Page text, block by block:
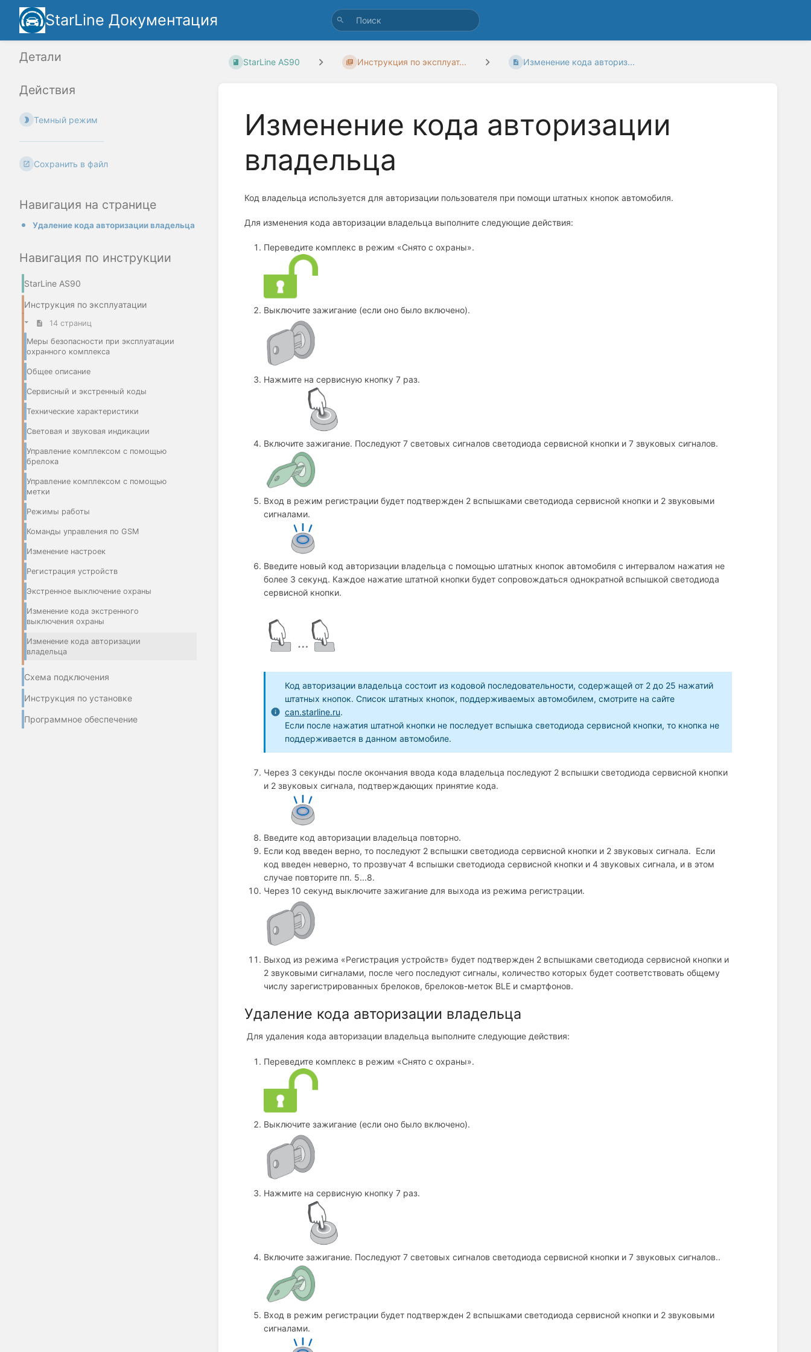
StarLine Документация
Детали
Действия
Темный режим
Сохранить в файл
Навигация на странице
Удаление кода авторизации владельца
Навигация по инструкции
StarLine AS90
Инструкция по эксплуатации
14 страниц
Меры безопасности при эксплуатации
охранного комплекса
Общее описание
Сервисный и экстренный коды
Технические характеристики
Световая и звуковая индикации
Управление комплексом с помощью
брелока
Управление комплексом с помощью
метки
Режимы работы
Команды управления по GSM
Изменение настроек
Регистрация устройств
Экстренное выключение охраны
Изменение кода экстренного
выключения охраны
Изменение кода авторизации
владельца
Схема подключения
Инструкция по установке
Программное обеспечение
StarLine AS90 Инструкция по эксплуат... Изменение кода авториз...
Изменение кода авторизации
владельца
Код владельца используется для авторизации пользователя при помощи штатных кнопок автомобиля.
Для изменения кода авторизации владельца выполните следующие действия:
Переведите комплекс в режим «Снято с охраны».
Выключите зажигание (если оно было включено).
Нажмите на сервисную кнопку 7 раз.
Включите зажигание. Последуют 7 световых сигналов светодиода сервисной кнопки и 7 звуковых сигналов.
Вход в режим регистрации будет подтвержден 2 вспышками светодиода сервисной кнопки и 2 звуковыми
сигналами.
Введите новый код авторизации владельца с помощью штатных кнопок автомобиля с интервалом нажатия не
более 3 секунд. Каждое нажатие штатной кнопки будет сопровождаться однократной вспышкой светодиода
сервисной кнопки.
Код авторизации владельца состоит из кодовой последовательности, содержащей от 2 до 25 нажатий
штатных кнопок. Список штатных кнопок, поддерживаемых автомобилем, смотрите на сайте
can.starline.ru.
Если после нажатия штатной кнопки не последует вспышка светодиода сервисной кнопки, то кнопка не
поддерживается в данном автомобиле.
Через 3 секунды после окончания ввода кода владельца последуют 2 вспышки светодиода сервисной кнопки
и 2 звуковых сигнала, подтверждающих принятие кода.
Введите код авторизации владельца повторно.
Если код введен верно, то последуют 2 вспышки светодиода сервисной кнопки и 2 звуковых сигнала. Если
код введен неверно, то прозвучат 4 вспышки светодиода сервисной кнопки и 4 звуковых сигнала, и в этом
случае повторите пп. 5...8.
Через 10 секунд выключите зажигание для выхода из режима регистрации.
Выход из режима «Регистрация устройств» будет подтвержден 2 вспышками светодиода сервисной кнопки и
2 звуковыми сигналами, после чего последуют сигналы, количество которых будет соответствовать общему
числу зарегистрированных брелоков, брелоков-меток BLE и смартфонов.
Удаление кода авторизации владельца
Для удаления кода авторизации владельца выполните следующие действия:
Переведите комплекс в режим «Снято с охраны».
Выключите зажигание (если оно было включено).
Нажмите на сервисную кнопку 7 раз.
Включите зажигание. Последуют 7 световых сигналов светодиода сервисной кнопки и 7 звуковых сигналов..
Вход в режим регистрации будет подтвержден 2 вспышками светодиода сервисной кнопки и 2 звуковыми
сигналами.